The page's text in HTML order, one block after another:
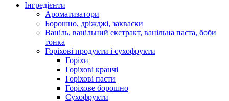
Інгредієнти
Ароматизатори
Борошно, дріжджі, закваски
Ваніль, ванільний екстракт, ванільна паста, боби
тонка
Горіхові продукти і сухофрукти
Горіхи
Горіхові кранчі
Горіхові пасти
Горіхове борошно
Сухофрукти